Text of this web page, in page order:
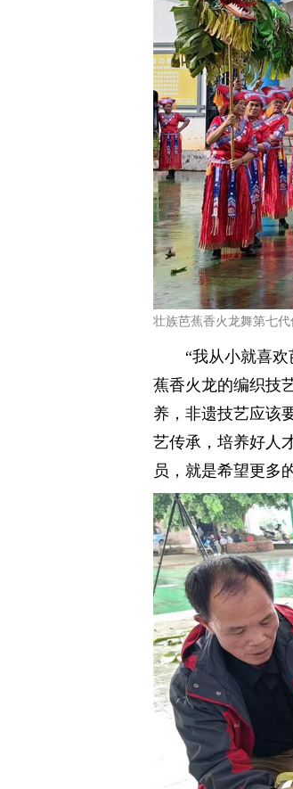
壮族芭蕉香火龙舞第七
“我从小就喜
蕉香火龙的编织技
养，非遗技艺应该
艺传承，培养好人
员，就是希望更多